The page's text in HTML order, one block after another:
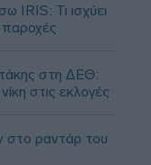
IRIS: Τι ισχύει
παροχές
στη ΔΕΘ:
στις εκλογές
στο ραντάρ του